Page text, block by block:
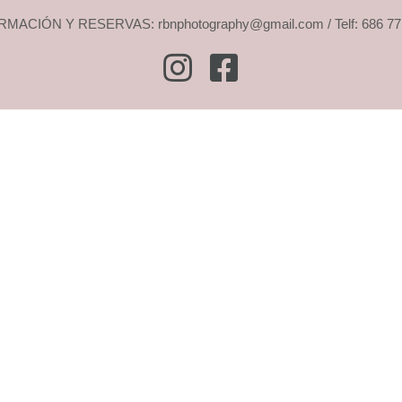
Y RESERVAS: rbnphotography@gmail.com / Telf: 686
Instagram